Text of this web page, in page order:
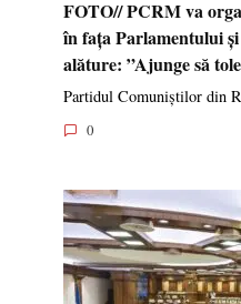
FOTO// PCRM va
în fața Parlamentului
alăture: ”Ajunge să
Partidul Comuniștilor din
0